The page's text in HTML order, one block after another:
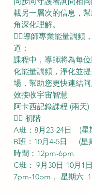
載另一層次的信息，
角深化理解。
👉🏼導師專業能量調頻
道：
課程中，導師將為每
化能量調頻，淨化並
場，幫助您更快連結
效接收宇宙智慧
阿卡西記錄課程 (兩天)
👉🏻 初階
A班：8月23-24日    (星
B班：10月4-5日      (
時間：12pm-6pm
C班： 9月30日-10月1
7pm-10pm， 星期六